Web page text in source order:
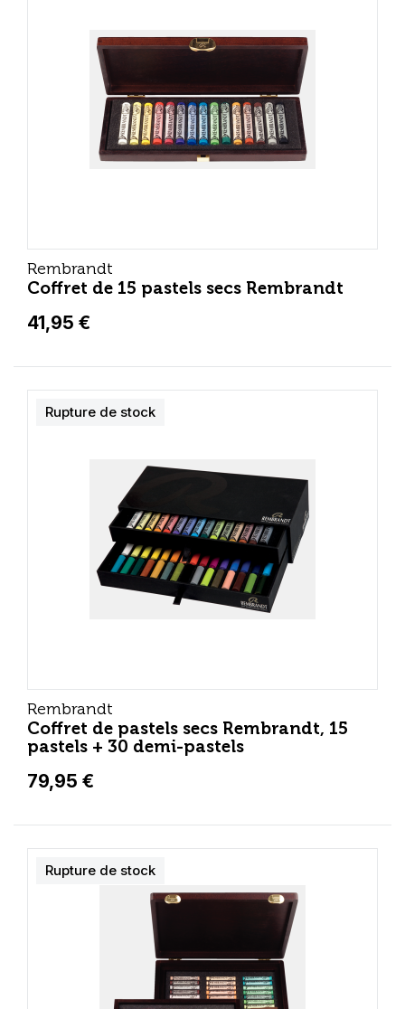
Rembrandt
Coffret de 15 pastels secs Rembrandt
41,95 €
Rembrandt
Coffret de pastels secs Rembrandt, 15
pastels + 30 demi-pastels
79,95 €
Rupture de stock
Rupture de stock